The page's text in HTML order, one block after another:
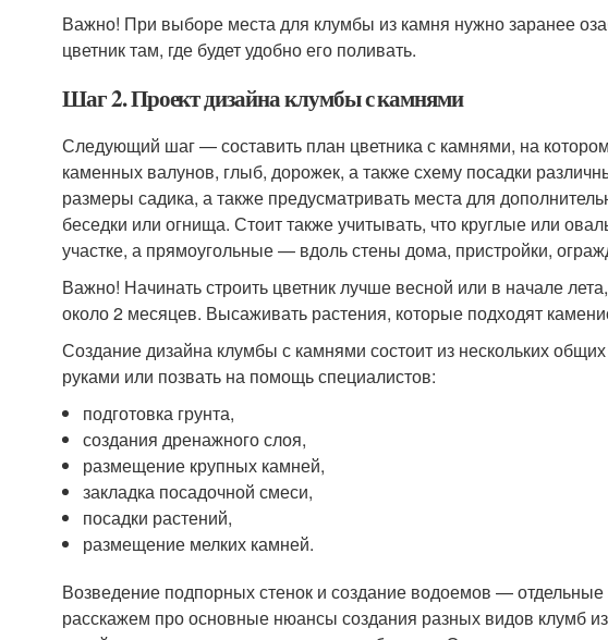
Важно! При выборе места для клумбы из камня нужно заранее
цветник там, где будет удобно его поливать.
Шаг 2. Проект дизайна клумбы с камнями
Следующий шаг — составить план цветника с камнями, на
каменных валунов, глыб, дорожек, а также схему посадки
размеры садика, а также предусматривать места для
беседки или огнища. Стоит также учитывать, что круглые или
участке, а прямоугольные — вдоль стены дома, пристройки,
Важно! Начинать строить цветник лучше весной или в начале
около 2 месяцев. Высаживать растения, которые подходят
Создание дизайна клумбы с камнями состоит из нескольких
руками или позвать на помощь специалистов:
подготовка грунта,
создания дренажного слоя,
размещение крупных камней,
закладка посадочной смеси,
посадки растений,
размещение мелких камней.
Возведение подпорных стенок и создание водоемов —
расскажем про основные нюансы создания разных видов клумб